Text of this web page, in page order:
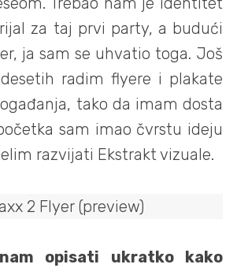
za taj prvi party, a budući
ja sam se uhvatio toga. Još
radim flyere i plakate
tako da imam dosta
sam imao čvrstu ideju
razvijati Ekstrakt vizuale.
opisati ukratko kako